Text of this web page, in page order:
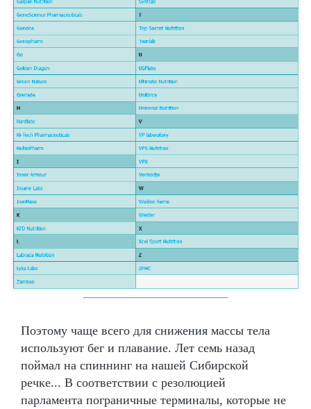
Поэтому чаще всего для снижения массы тела
используют бег и плавание. Лет семь назад
поймал на спиннинг на нашей Сибирской
речке... В соответствии с резолюцией
парламента пограничные терминалы, которые не